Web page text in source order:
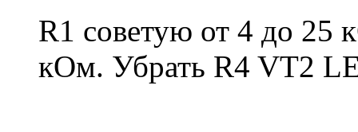
R1 советую от 4 до 25
кОм. Убрать R4 VT2